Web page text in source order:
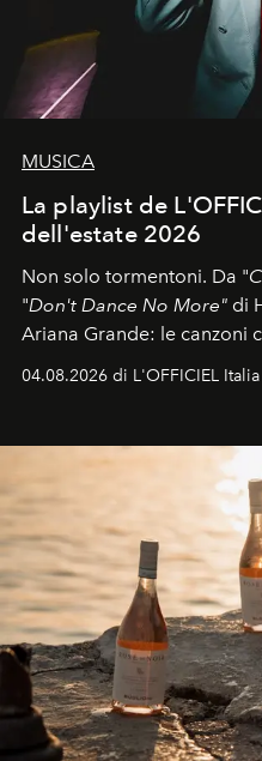
MUSICA
La playlist de
dell'estate 2026
Non solo tormentoni. Da "
"Don't Dance No More" di
Ariana Grande: le canzoni
colonna sonora della
04.08.2026 di L'OFFICIEL Italia